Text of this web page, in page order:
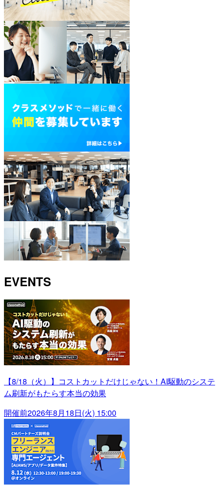
EVENTS
【8/18（火）】コストカットだけじゃない！AI駆動のシステ
ム刷新がもたらす本当の効果
開催前2026年8月18日(火) 15:00